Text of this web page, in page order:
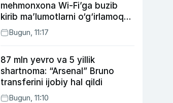
mehmonxona Wi-Fi’ga buzib
kirib ma’lumotlarni o‘g‘irlamoqda
— Microsoft
Bugun, 11:17
87 mln yevro va 5 yillik
shartnoma: “Arsenal” Bruno
transferini ijobiy hal qildi
Bugun, 11:10